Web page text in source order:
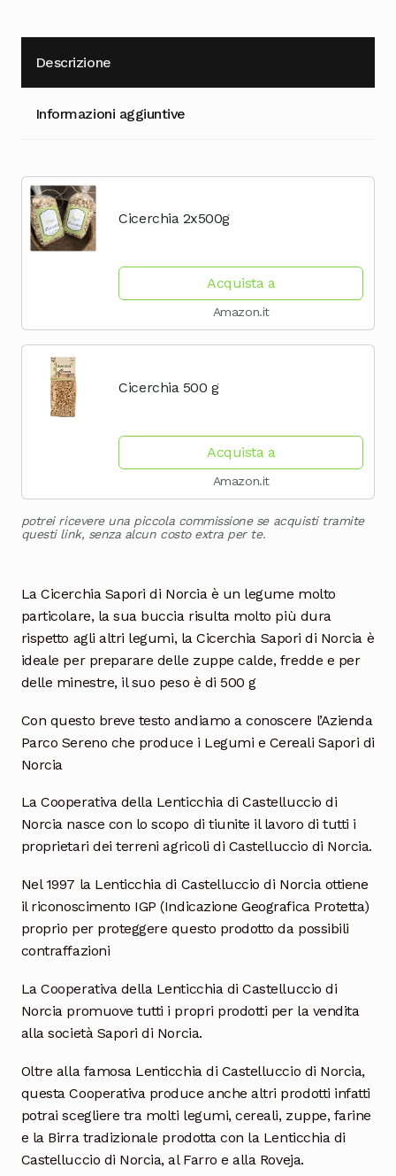
Descrizione
Informazioni aggiuntive
Cicerchia 2x500g
Acquista a
Amazon.it
Cicerchia 500 g
Acquista a
Amazon.it
potrei ricevere una piccola commissione se acquisti tramite
questi link, senza alcun costo extra per te.
La Cicerchia Sapori di Norcia è un legume molto
particolare, la sua buccia risulta molto più dura
rispetto agli altri legumi, laCicerchia Sapori di Norcia è
ideale per preparare delle zuppe calde, fredde e per
delle minestre, il suo peso è di 500 g
Con questo breve testo andiamo a conoscere l’Azienda
Parco Sereno che produce i Legumi e Cereali Sapori di
Norcia
La Cooperativa della Lenticchia di Castelluccio di
Norcia nasce con lo scopo di tiunite il lavoro di tutti i
proprietari dei terreni agricoli di Castelluccio di Norcia.
Nel 1997 la Lenticchia di Castelluccio di Norcia ottiene
il riconoscimento IGP (Indicazione Geografica Protetta)
proprio per proteggere questo prodotto da possibili
contraffazioni
La Cooperativa della Lenticchia di Castelluccio di
Norcia promuove tutti i propri prodotti per la vendita
alla società Sapori di Norcia.
Oltre alla famosa Lenticchia di Castelluccio di Norcia,
questa Cooperativa produce anche altri prodotti infatti
potrai scegliere tra molti legumi, cereali, zuppe, farine
e la Birra tradizionale prodotta con la Lenticchia di
Castelluccio di Norcia, al Farro e alla Roveja.